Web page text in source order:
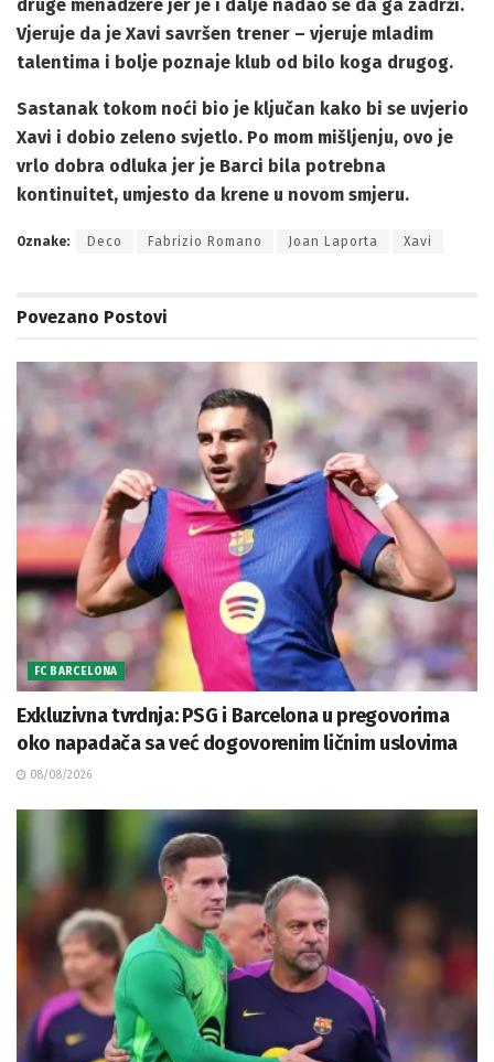
druge menadžere jer je i dalje nadao se da ga zadrži.
Vjeruje da je Xavi savršen trener – vjeruje mladim
talentima i bolje poznaje klub od bilo koga drugog.
Sastanak tokom noći bio je ključan kako bi se uvjerio
Xavi i dobio zeleno svjetlo. Po mom mišljenju, ovo je
vrlo dobra odluka jer je Barci bila potrebna
kontinuitet, umjesto da krene u novom smjeru.
Oznake: Deco Fabrizio Romano Joan Laporta Xavi
Povezano Postovi
FC BARCELONA
Exkluzivna tvrdnja: PSG i Barcelona u pregovorima
oko napadača sa već dogovorenim ličnim uslovima
08/08/2026